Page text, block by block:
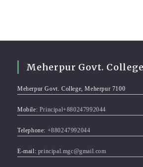
Meherpur Govt. College
Meherpur Govt. College, Meherpur 7100
Mobile: Principal+880247992044
Telephone: +880247992044
E-mail: principal.mgc@gmail.com